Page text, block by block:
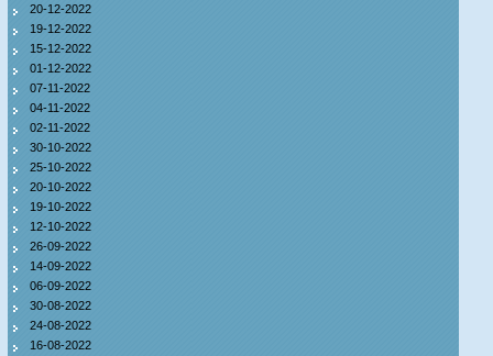
20-12-2022
19-12-2022
15-12-2022
01-12-2022
07-11-2022
04-11-2022
02-11-2022
30-10-2022
25-10-2022
20-10-2022
19-10-2022
12-10-2022
26-09-2022
14-09-2022
06-09-2022
30-08-2022
24-08-2022
16-08-2022